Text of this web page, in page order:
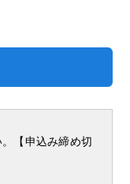
【申込み締め切